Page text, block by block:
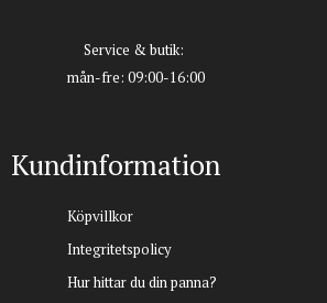
Service & butik:
mån-fre: 09:00-16:00
Kundinformation
Köpvillkor
Integritetspolicy
Hur hittar du din panna?